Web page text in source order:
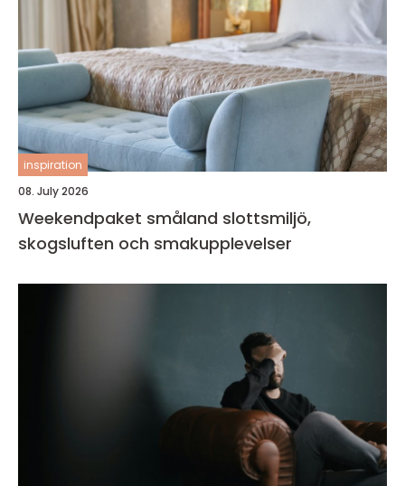
inspiration
08. July 2026
Weekendpaket småland slottsmiljö,
skogsluften och smakupplevelser